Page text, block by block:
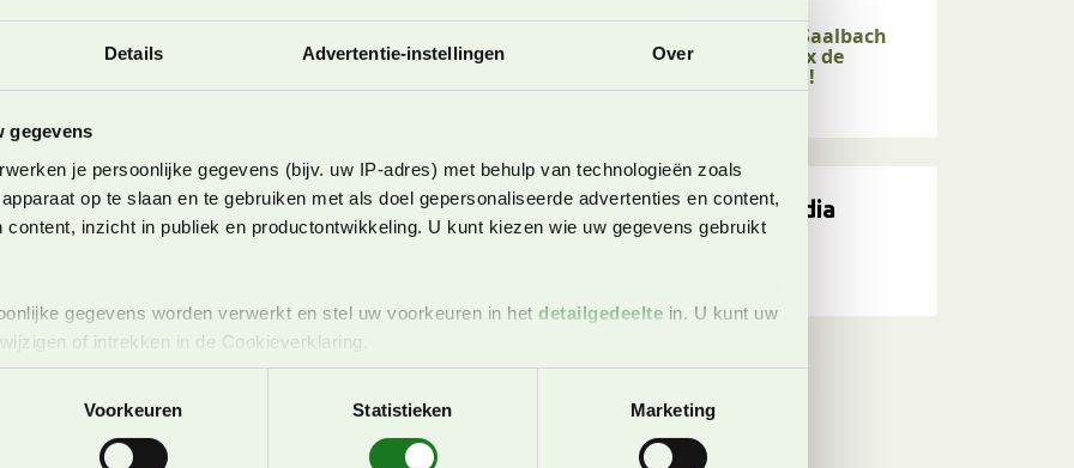
Details Advertentie-instellingen Over
gegevens
je persoonlijke gegevens (bijv. uw IP-adres) met behulp van technologieën zoals
op te slaan en te gebruiken met als doel gepersonaliseerde advertenties en content,
content, inzicht in publiek en productontwikkeling. U kunt kiezen wie uw gegevens gebruikt
gegevens worden verwerkt en stel uw voorkeuren in het detailgedeelte in. U kunt uw
of intrekken in de Cookieverklaring.
en advertenties te personaliseren, om functies voor social media te bieden en om ons
Deze partners kunnen deze gegevens combineren met andere informatie die u aan ze heeft
Voorkeuren Statistieken Marketing
Erlebnispark
naar het bergstation. Als we uitstappen zien
kleine houten huisje. Het blijkt de kinderalm te
huisjes kan je naar binnen, althans de kinderen,
huisjes lopen ook wat geitjes rond. In andere
doen om D. mee te krijgen voor de
Kindvriendelijke
wandelingen in Saalbach
Hinterglemm: 10x de
leukste op een rij!
Volg ons op social media